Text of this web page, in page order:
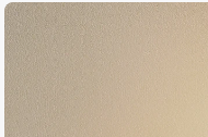
Skip
to
the
end